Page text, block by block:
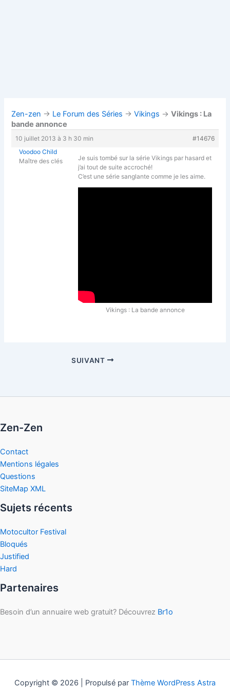
Zen-zen → Le Forum des Séries →Vikings →Vikings : La
bande annonce
10 juillet 2013 à 3 h 30 min
#14676
Voodoo Child
Maître des clés
Je suis tombé sur la série Vikings par hasard et
j’ai tout de suite accroché!
C’est une série sanglante comme je les aime.
Vikings : La bande annonce
SUIVANT
Zen-Zen
Contact
Mentions légales
Questions
SiteMap XML
Sujets récents
Motocultor Festival
Bloqués
Justified
Hard
Partenaires
Besoin d’un annuaire web gratuit? Découvrez Br1o
Copyright © 2026 | Propulsé par Thème WordPress Astra